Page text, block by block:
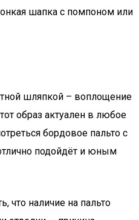
шапка с помпоном или
шляпкой – воплощение
образ актуален в любое
бордовое пальто с
подойдёт и юным
что наличие на пальто